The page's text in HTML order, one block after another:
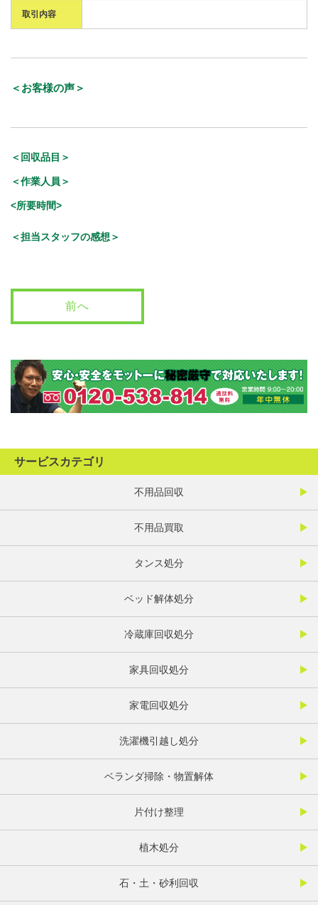
取引内容
＜お客様の声＞
＜回収品目＞
＜作業人員＞
<所要時間>
＜担当スタッフの感想＞
前へ
サービスカテゴリ
不用品回収
不用品買取
タンス処分
ベッド解体処分
冷蔵庫回収処分
家具回収処分
家電回収処分
洗濯機引越し処分
ベランダ掃除・物置解体
片付け整理
植木処分
石・土・砂利回収